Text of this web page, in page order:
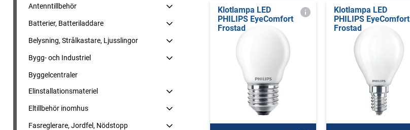
Antenntillbehör
Batterier, Batteriladdare
Belysning, Strålkastare, Ljusslingor
Bygg- och Industriel
Byggelcentraler
Elinstallationsmateriel
Eltillbehör inomhus
Fasreglerare, Jordfel, Nödstopp
Klotlampa LED
PHILIPS EyeComfort
Frostad
Klotlampa LED
PHILIPS EyeComfort
Frostad